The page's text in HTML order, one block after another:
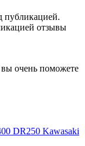
публикацией.
отзывы
очень поможете